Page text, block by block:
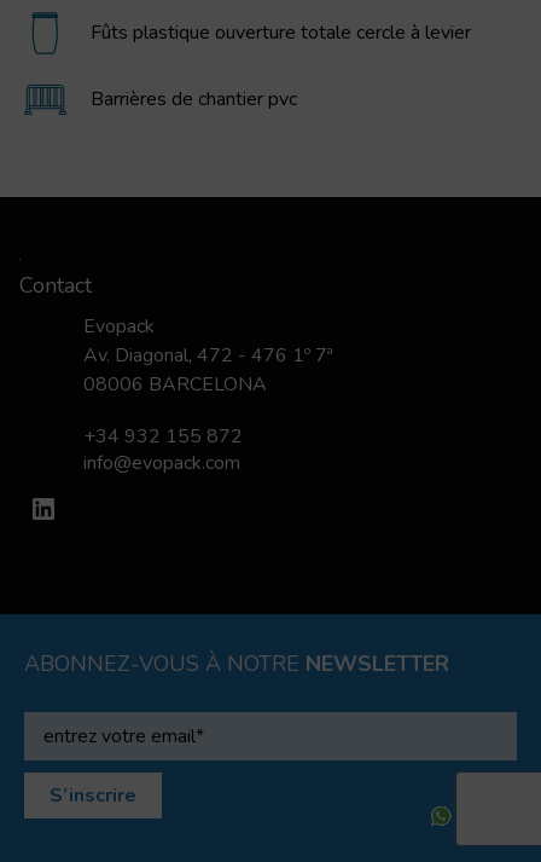
Fûts plastique ouverture totale cercle à levier
Barrières de chantier pvc
Contact
Evopack
Av. Diagonal, 472 - 476 1º 7ª
08006 BARCELONA
+34 932 155 872
info@evopack.com
LinkedIn
ABONNEZ-VOUS À NOTRE NEWSLETTER